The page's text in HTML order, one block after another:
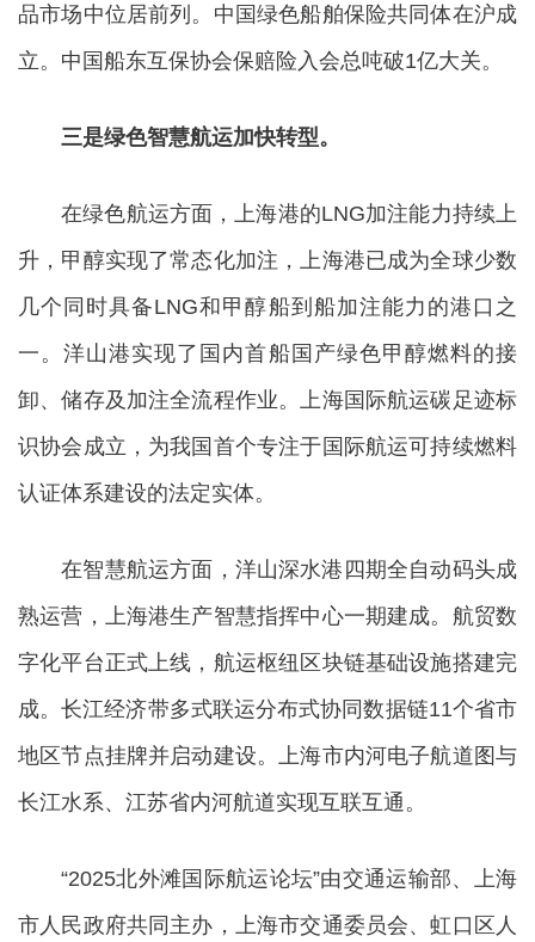
品市场中位居前列。中国绿色船舶保险共同体在沪成
立。中国船东互保协会保赔险入会总吨破1亿大关。
三是绿色智慧航运加快转型。
在绿色航运方面，上海港的LNG加注能力持续上
升，甲醇实现了常态化加注，上海港已成为全球少数
几个同时具备LNG和甲醇船到船加注能力的港口之
一。洋山港实现了国内首船国产绿色甲醇燃料的接
卸、储存及加注全流程作业。上海国际航运碳足迹标
识协会成立，为我国首个专注于国际航运可持续燃料
认证体系建设的法定实体。
在智慧航运方面，洋山深水港四期全自动码头成
熟运营，上海港生产智慧指挥中心一期建成。航贸数
字化平台正式上线，航运枢纽区块链基础设施搭建完
成。长江经济带多式联运分布式协同数据链11个省市
地区节点挂牌并启动建设。上海市内河电子航道图与
长江水系、江苏省内河航道实现互联互通。
“2025北外滩国际航运论坛”由交通运输部、上海
市人民政府共同主办，上海市交通委员会、虹口区人